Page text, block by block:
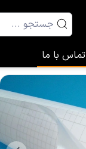
تماس با ما